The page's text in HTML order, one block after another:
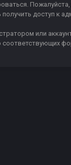
доступ к
или
соответствующих